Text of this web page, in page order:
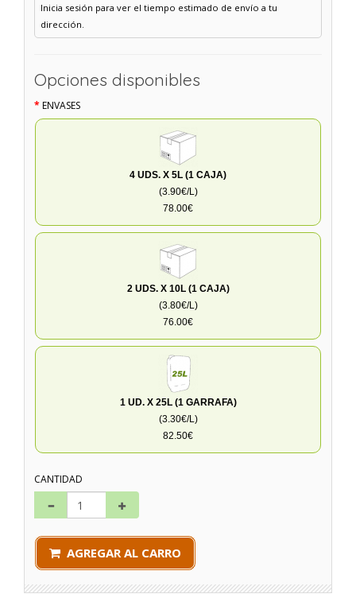
Inicia sesión para ver el tiempo estimado de envío a tu
dirección.
Opciones disponibles
ENVASES
4 UDS. X 5L (1 CAJA)
(3.90€/L)
78.00€
2 UDS. X 10L (1 CAJA)
(3.80€/L)
76.00€
1 UD. X 25L (1 GARRAFA)
(3.30€/L)
82.50€
CANTIDAD
AGREGAR AL CARRO